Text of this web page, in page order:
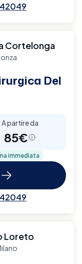
Cortelonga
Del
A partire da
85€
immediata
Loreto